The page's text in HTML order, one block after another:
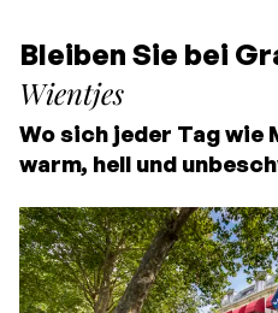
möchte, dass er
Bleiben Sie bei
Wientjes
Wo sich jeder Tag
warm, hell und